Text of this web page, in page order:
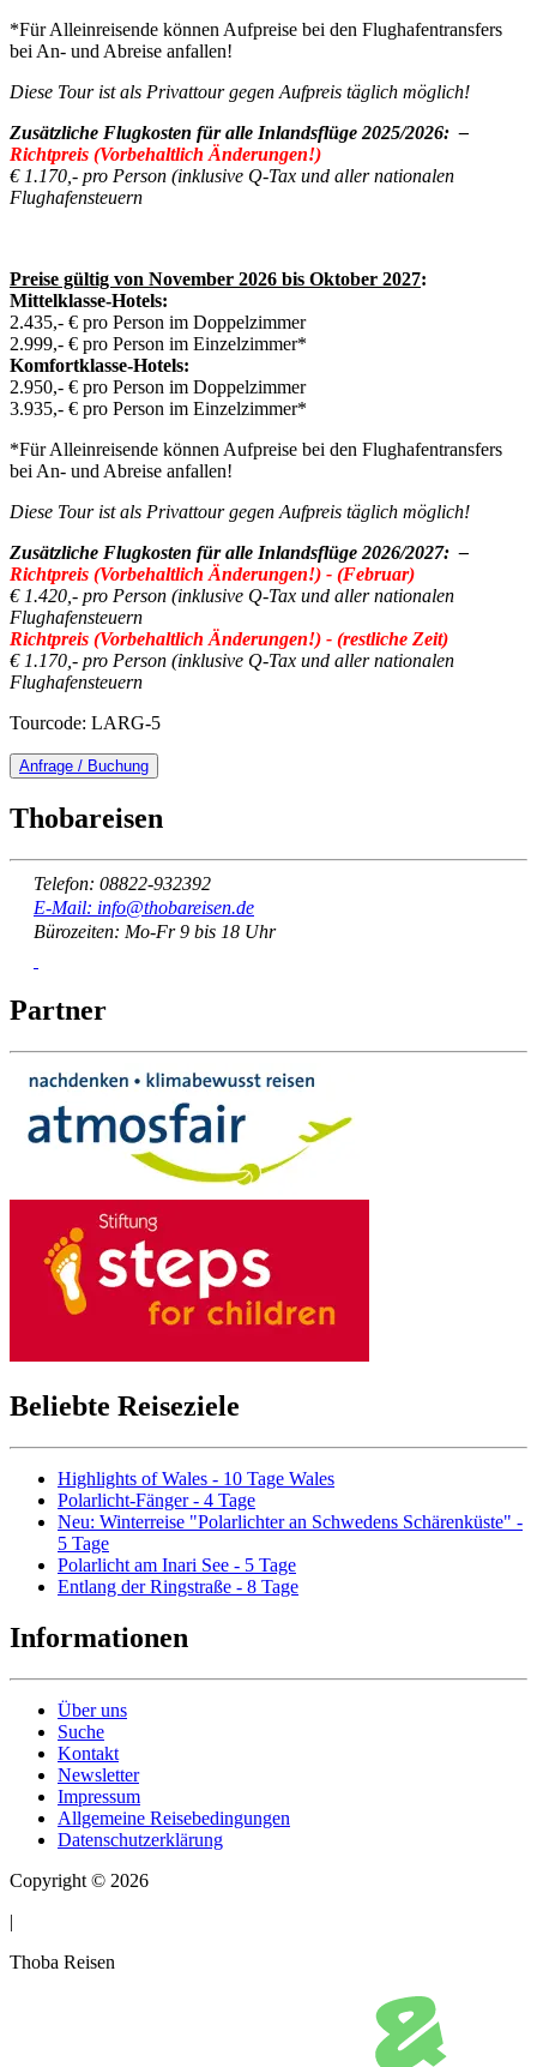
*Für Alleinreisende können Aufpreise bei den Flughafentransfers
bei An- und Abreise anfallen!
Diese Tour ist als Privattour gegen Aufpreis täglich möglich!
Zusätzliche Flugkosten für alle Inlandsflüge 2025/2026: –
Richtpreis (Vorbehaltlich Änderungen!)
€ 1.170,- pro Person (inklusive Q-Tax und aller nationalen
Flughafensteuern
Preise gültig von November 2026 bis Oktober 2027:
Mittelklasse-Hotels:
2.435,- € pro Person im Doppelzimmer
2.999,- € pro Person im Einzelzimmer*
Komfortklasse-Hotels:
2.950,- € pro Person im Doppelzimmer
3.935,- € pro Person im Einzelzimmer*
*Für Alleinreisende können Aufpreise bei den Flughafentransfers
bei An- und Abreise anfallen!
Diese Tour ist als Privattour gegen Aufpreis täglich möglich!
Zusätzliche Flugkosten für alle Inlandsflüge 2026/2027: –
Richtpreis (Vorbehaltlich Änderungen!) - (Februar)
€ 1.420,- pro Person (inklusive Q-Tax und aller nationalen
Flughafensteuern
Richtpreis (Vorbehaltlich Änderungen!) - (restliche Zeit)
€ 1.170,- pro Person (inklusive Q-Tax und aller nationalen
Flughafensteuern
Tourcode: LARG-5
Anfrage / Buchung
Thobareisen
Telefon: 08822-932392
E-Mail: info@thobareisen.de
Bürozeiten: Mo-Fr 9 bis 18 Uhr
Partner
Beliebte Reiseziele
Highlights of Wales - 10 Tage Wales
Polarlicht-Fänger - 4 Tage
Neu: Winterreise "Polarlichter an Schwedens Schärenküste" -
5 Tage
Polarlicht am Inari See - 5 Tage
Entlang der Ringstraße - 8 Tage
Informationen
Über uns
Suche
Kontakt
Newsletter
Impressum
Allgemeine Reisebedingungen
Datenschutzerklärung
Copyright © 2026
|
Thoba Reisen